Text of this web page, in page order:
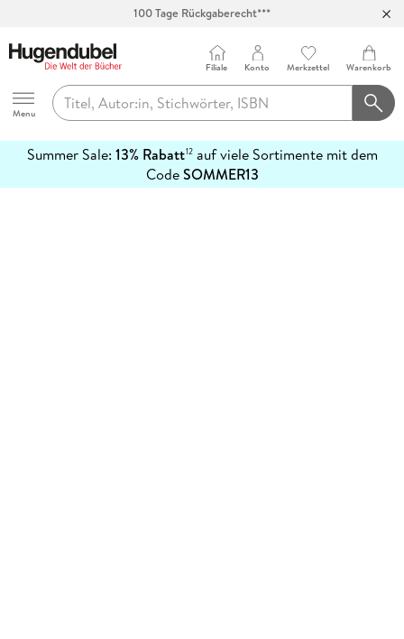
100 Tage Rückgaberecht***
Hugendubel
Menu
Filiale Konto Merkzettel Warenkorb
Summer Sale: 13% Rabatt12auf viele Sortimente mit dem
CodeSOMMER13
erfahren